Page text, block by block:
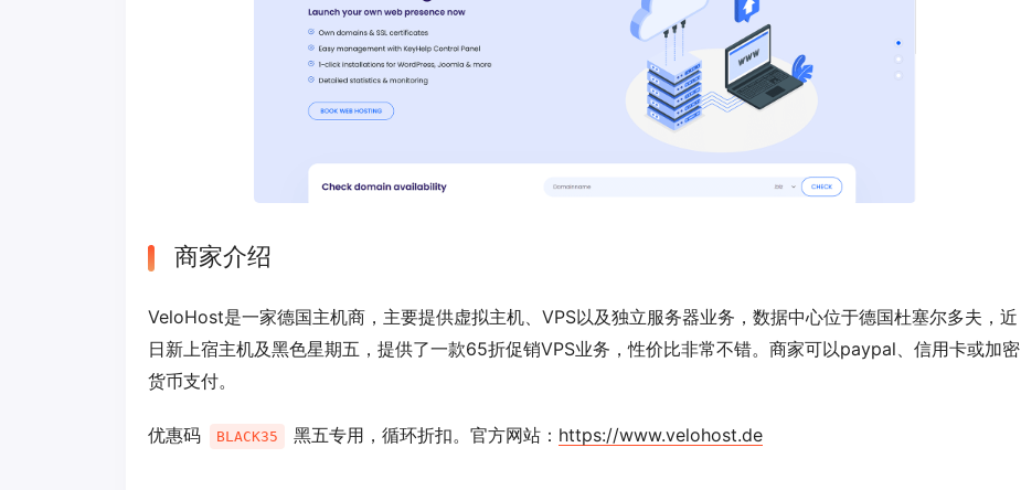
商家介绍
VeloHost是一家德国主机商，主要提供虚拟主机、VPS以及独立服务器业务，数据中心位于德国杜塞尔多夫，近
日新上宿主机及黑色星期五，提供了一款65折促销VPS业务，性价比非常不错。商家可以paypal、信用卡或加密
货币支付。
优惠码 BLACK35 黑五专用，循环折扣。官方网站： https://www.velohost.de